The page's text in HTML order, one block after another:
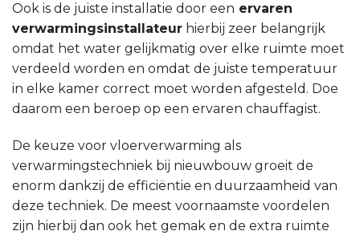
Ook is de juiste installatie door een ervaren
verwarmingsinstallateur hierbij zeer belangrijk
omdat het water gelijkmatig over elke ruimte moet
verdeeld worden en omdat de juiste temperatuur
in elke kamer correct moet worden afgesteld. Doe
daarom een beroep op een ervaren chauffagist.
De keuze voor vloerverwarming als
verwarmingstechniek bij nieuwbouw groeit de
enorm dankzij de efficiëntie en duurzaamheid van
deze techniek. De meest voornaamste voordelen
zijn hierbij dan ook het gemak en de extra ruimte